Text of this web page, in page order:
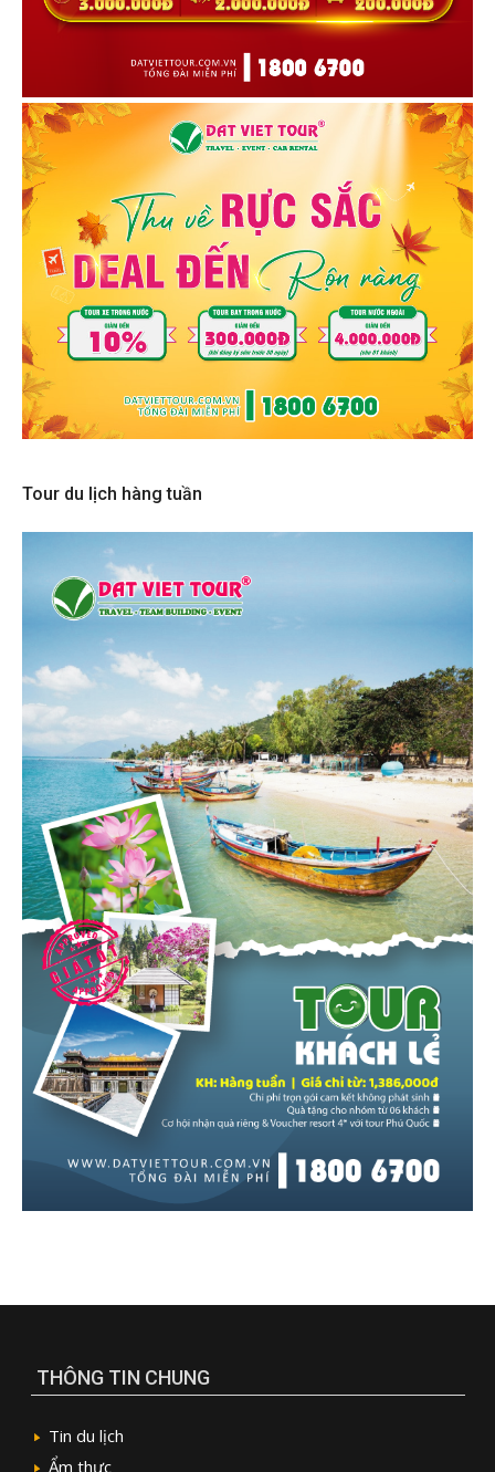
Tour du lịch hàng tuần
THÔNG TIN CHUNG
Tin du lịch
Ẩm thực